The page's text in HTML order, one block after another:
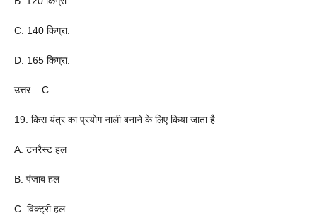
C. 140 किग्रा.
D. 165 किग्रा.
उत्तर – C
19. किस यंत्र का प्रयोग नाली बनाने के लिए किया जाता है
A. टनरैस्ट हल
B. पंजाब हल
C. विक्ट्री हल